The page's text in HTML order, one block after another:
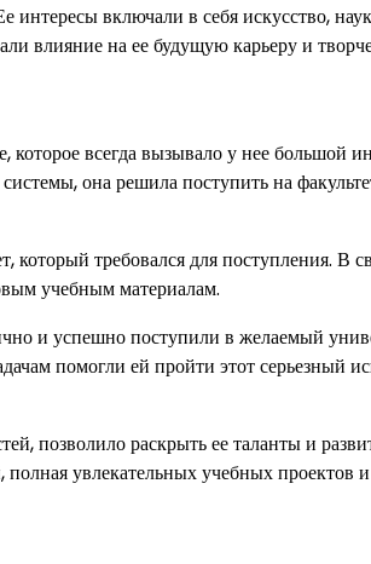
включали в себя искусство,
влияние на ее будущую карьеру и
всегда вызывало у нее большой
она решила поступить на
который требовался для поступления. В
учебным материалам.
и успешно поступили в желаемый
помогли ей пройти этот серьезный
позволило раскрыть ее таланты и
увлекательных учебных проектов